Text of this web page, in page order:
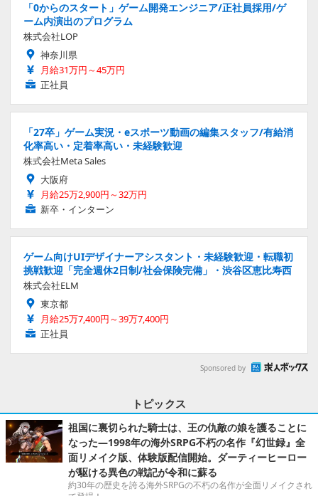
「0からのスタート」ゲーム開発エンジニア/正社員採用/ゲ
ーム内演出のプログラム
株式会社LOP
神奈川県
月給31万円～45万円
正社員
「27卒」ゲーム実況・eスポーツ動画の編集スタッフ/有給消
化率高い・定着率高い・未経験歓迎
株式会社Meta Sales
大阪府
月給25万2,900円～32万円
新卒・インターン
ゲーム向けUIデザイナーアシスタント・未経験歓迎・転職初
挑戦歓迎「完全週休2日制/社会保険完備」・渋谷区恵比寿西
株式会社ELM
東京都
月給25万7,400円～39万7,400円
正社員
Sponsored by
トピックス
祖国に裏切られた騎士は、王の仇敵の娘を護ることに
なった―1998年の海外SRPG不朽の名作『幻世録』全
面リメイク版、体験版配信開始。ダーティーヒーロー
が駆ける異色の戦記が令和に蘇る
約30年の歴史を誇る海外SRPGの不朽の名作が全面リメイクされ